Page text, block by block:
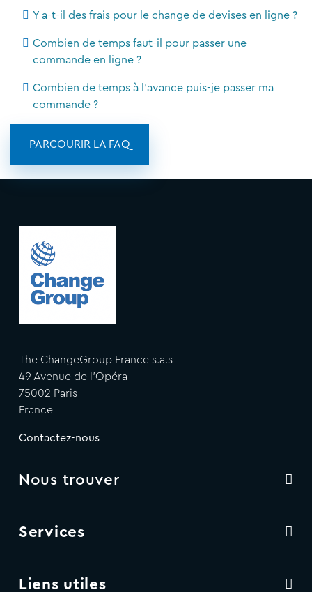
Y a-t-il des frais pour le change de devises en ligne ?
Combien de temps faut-il pour passer une
commande en ligne ?
Combien de temps à l'avance puis-je passer ma
commande ?
PARCOURIR LA FAQ
The ChangeGroup France s.a.s
49 Avenue de l'Opéra
75002 Paris
France
Contactez-nous
Nous trouver
Services
Liens utiles